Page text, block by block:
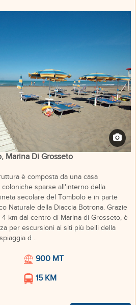
Marina Di Grosseto
è composta da una casa
sparse all'interno della
secolare del Tombolo e in parte
Naturale della Diaccia Botrona. Grazie
km dal centro di Marina di Grosseto, è
per escursioni ai siti più belli della
d ..
900 MT
15 KM